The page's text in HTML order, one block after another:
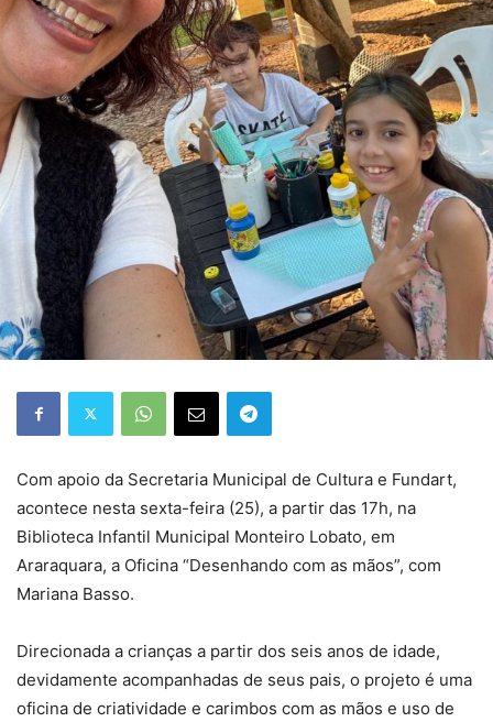
Com apoio da Secretaria Municipal de Cultura e Fundart,
acontece nesta sexta-feira (25), a partir das 17h, na
Biblioteca Infantil Municipal Monteiro Lobato, em
Araraquara, a Oficina “Desenhando com as mãos”, com
Mariana Basso.
Direcionada a crianças a partir dos seis anos de idade,
devidamente acompanhadas de seus pais, o projeto é uma
oficina de criatividade e carimbos com as mãos e uso de